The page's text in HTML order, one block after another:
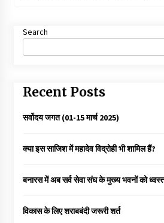
Search
Recent Posts
सर्वोदय जगत (01-15 मार्च 2025)
क्या इस साजिश में महादेव विद्रोही भी शामिल हैं?
बनारस में अब सर्व सेवा संघ के मुख्य भवनों को
विकास के लिए शराबबंदी जरूरी शर्त